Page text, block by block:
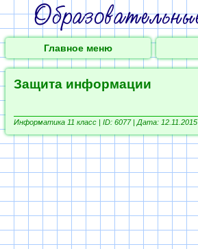
Главное меню
Защита информации
Информатика 11 класс | ID: 6077 | Дата: 12.11.2015